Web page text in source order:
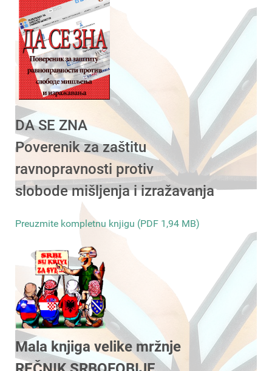
DA SE ZNA
Poverenik za zaštitu
ravnopravnosti protiv
slobode mišljenja i izražavanja
Preuzmite kompletnu knjigu (PDF 1,94 MB)
Mala knjiga velike mržnje